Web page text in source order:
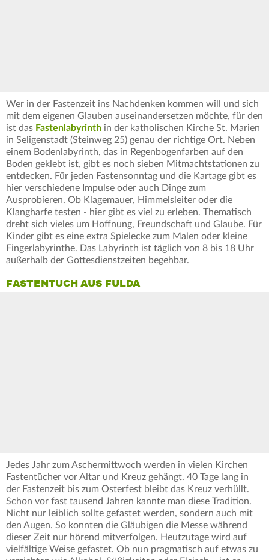
Wer in der Fastenzeit ins Nachdenken kommen will und sich
mit dem eigenen Glauben auseinandersetzen möchte, für den
ist das Fastenlabyrinth in der katholischen Kirche St. Marien
in Seligenstadt (Steinweg 25) genau der richtige Ort. Neben
einem Bodenlabyrinth, das in Regenbogenfarben auf den
Boden geklebt ist, gibt es noch sieben Mitmachtstationen zu
entdecken. Für jeden Fastensonntag und die Kartage gibt es
hier verschiedene Impulse oder auch Dinge zum
Ausprobieren. Ob Klagemauer, Himmelsleiter oder die
Klangharfe testen - hier gibt es viel zu erleben. Thematisch
dreht sich vieles um Hoffnung, Freundschaft und Glaube. Für
Kinder gibt es eine extra Spielecke zum Malen oder kleine
Fingerlabyrinthe. Das Labyrinth ist täglich von 8 bis 18 Uhr
außerhalb der Gottesdienstzeiten begehbar.
FASTENTUCH AUS FULDA
Jedes Jahr zum Aschermittwoch werden in vielen Kirchen
Fastentücher vor Altar und Kreuz gehängt. 40 Tage lang in
der Fastenzeit bis zum Osterfest bleibt das Kreuz verhüllt.
Schon vor fast tausend Jahren kannte man diese Tradition.
Nicht nur leiblich sollte gefastet werden, sondern auch mit
den Augen. So konnten die Gläubigen die Messe während
dieser Zeit nur hörend mitverfolgen. Heutzutage wird auf
vielfältige Weise gefastet. Ob nun pragmatisch auf etwas zu